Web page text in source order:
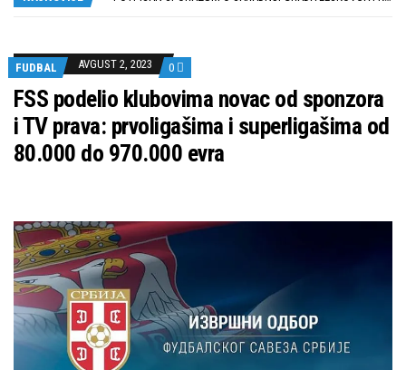
FUDBAL
AVGUST 2, 2023 0
FSS podelio klubovima novac od sponzora
i TV prava: prvoligašima i superligašima od
80.000 do 970.000 evra